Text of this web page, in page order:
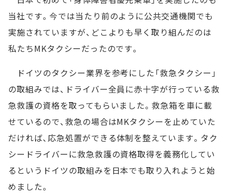
当社です。今では当たり前のように公共交通機関でも
実施されていますが、どこよりも早く取り組んだのは
私たちMKタクシーだったのです。
ドイツのタクシー業界を参考にした「救急タクシー」
の取組みでは、ドライバー全員に赤十字が行っている救
急救護の資格を取ってもらいました。救急箱を車に載
せているので、救急の場合はMKタクシーを止めていた
だければ、応急処置ができる体制を整えています。タク
シードライバーに救急救護の資格取得を義務化してい
るというドイツの取組みを日本でも取り入れようと始
めました。